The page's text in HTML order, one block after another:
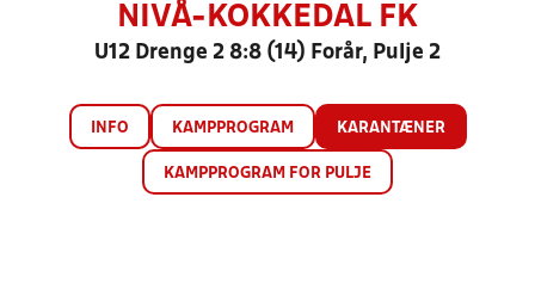
NIVÅ-KOKKEDAL FK
U12 Drenge 2 8:8 (14) Forår, Pulje 2
INFO KAMPPROGRAM KARANTÆNER
KAMPPROGRAM FOR PULJE